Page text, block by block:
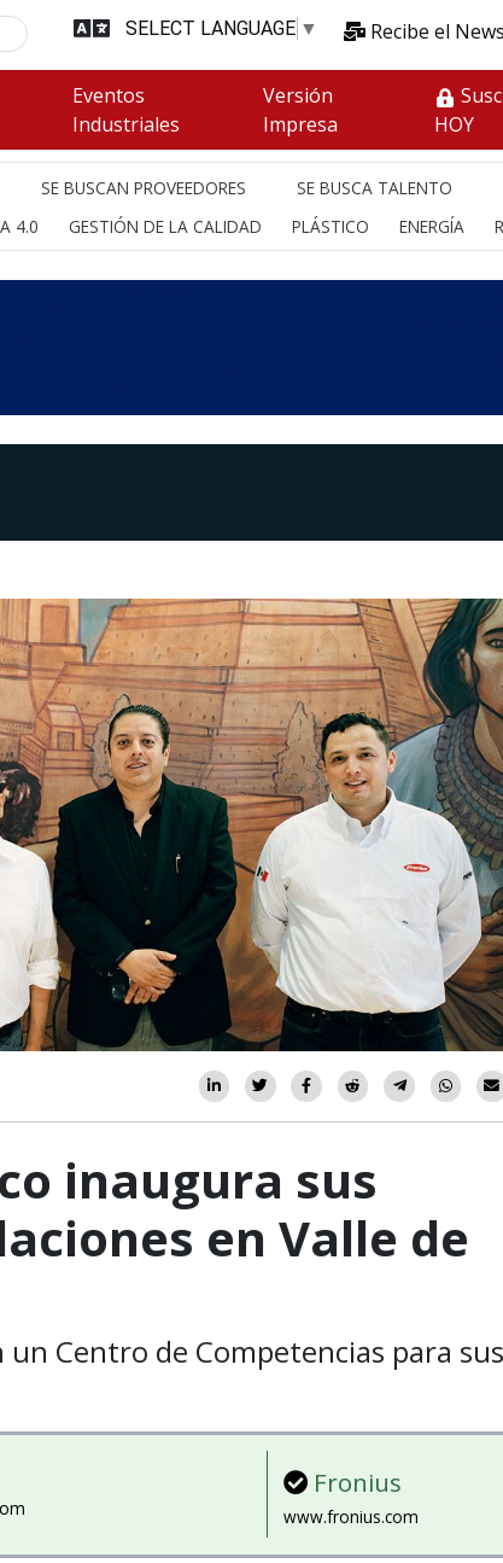
SELECT LANGUAGE ▼ Recibe el
Eventos
Industriales
Versión
Impresa
HOY
SE BUSCAN PROVEEDORES
SE BUSCA TALENTO
4.0 GESTIÓN DE LA CALIDAD PLÁSTICO ENERGÍA
inaugura sus
en Valle de
Centro de Competencias para sus
Fronius
www.fronius.com